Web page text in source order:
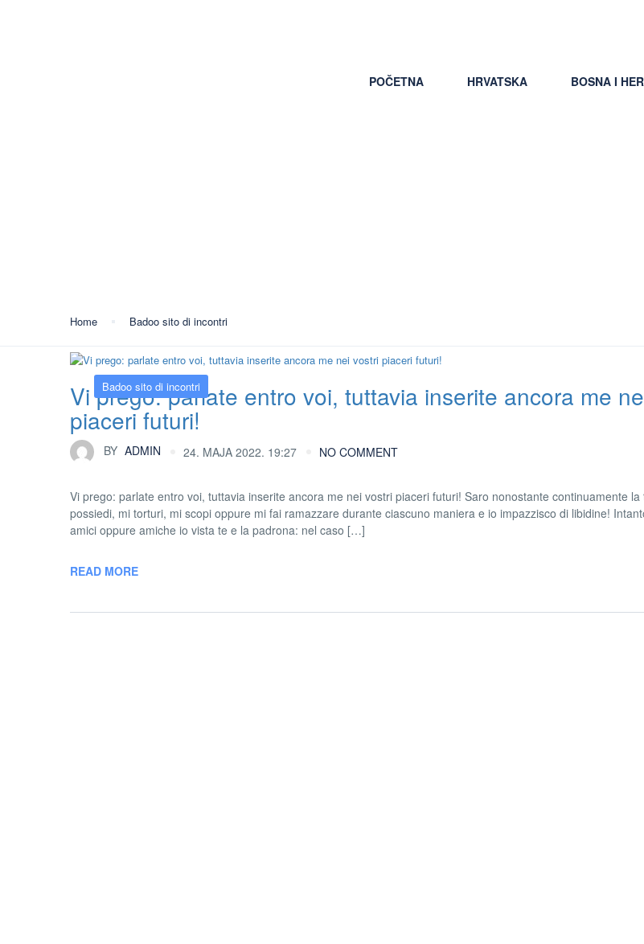
POČETNA HRVATSKA BOSNA I
Home Badoo sito di incontri
Badoo sito di incontri
Vi prego: parlate entro voi, tuttavia inserite ancora me
piaceri futuri!
BY ADMIN 24. MAJA 2022. 19:27 NO COMMENT
Vi prego: parlate entro voi, tuttavia inserite ancora me nei vostri piaceri futuri! Saro nonostante continuamente
possiedi, mi torturi, mi scopi oppure mi fai ramazzare durante ciascuno maniera e io impazzisco di libidine!
amici oppure amiche io vista te e la padrona: nel caso […]
READ MORE